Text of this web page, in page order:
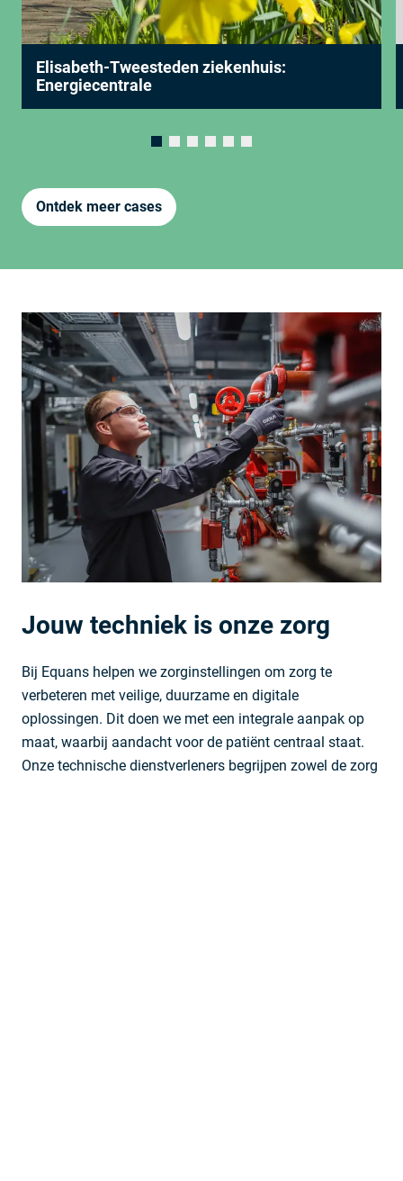
Elisabeth-Tweesteden ziekenhuis:
Energiecentrale
Ontdek meer cases
Jouw techniek is onze zorg
Bij Equans helpen we zorginstellingen om zorg te
verbeteren met veilige, duurzame en digitale
oplossingen. Dit doen we met een integrale aanpak op
maat, waarbij aandacht voor de patiënt centraal staat.
Onze technische dienstverleners begrijpen zowel de zorg
Johan van Baardwijk
Marktdirecteur Healthcare
+316 51 26 05 22